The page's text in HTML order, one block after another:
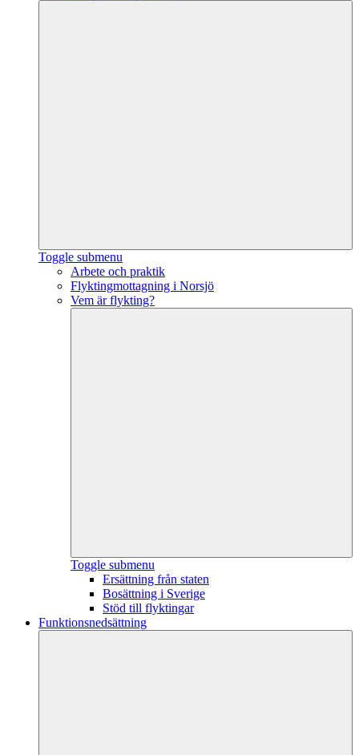
Toggle submenu
Arbete och praktik
Flyktingmottagning i Norsjö
Vem är flykting?
Toggle submenu
Ersättning från staten
Bosättning i Sverige
Stöd till flyktingar
Funktionsnedsättning